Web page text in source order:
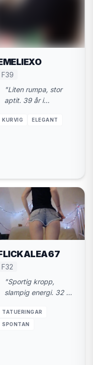
F39
"Liten rumpa, stor
aptit. 39 år i
gör mig varm."
KURVIG ELEGANT
F32
"Sportig kropp,
slampig energi. 32 år
träff, sen hem."
TATUERINGAR
SPONTAN